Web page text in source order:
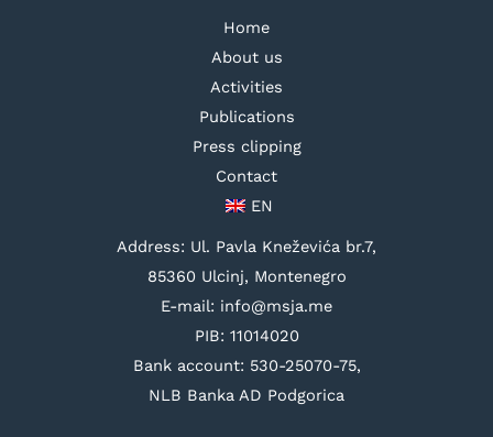
Home
About us
Activities
Publications
Press clipping
Contact
EN
Address: Ul. Pavla Kneževića br.7,
85360 Ulcinj, Montenegro
E-mail: info@msja.me
PIB: 11014020
Bank account: 530-25070-75,
NLB Banka AD Podgorica